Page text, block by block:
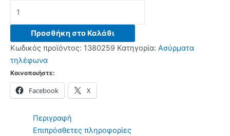
KX-
TG2511GRT
Ασύρματο
Τηλέφωνο
Black
ποσότητα
Προσθήκη στο Καλάθι
Κωδικός προϊόντος: 1380259 Κατηγορία: Ασύρματα
τηλέφωνα
Κοινοποιήστε:
Facebook X
Περιγραφή
Επιπρόσθετες πληροφορίες